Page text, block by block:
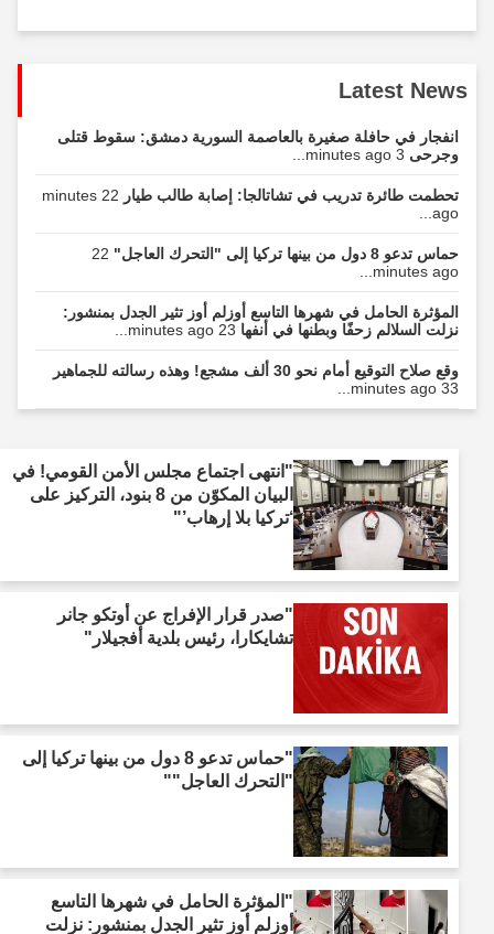
Latest News
انفجار في حافلة صغيرة بالعاصمة السورية دمشق: سقوط قتلى
وجرحى3 minutes ago...
تحطمت طائرة تدريب في تشاتالجا: إصابة طالب طيار
22 minutes
ago...
حماس تدعو 8 دول من بينها تركيا إلى "التحرك العاجل"
22
minutes ago...
المؤثرة الحامل في شهرها التاسع أوزلم أوز تثير الجدل بمنشور:
نزلت السلالم زحفًا وبطنها في أنفها23 minutes ago...
وقع صلاح التوقيع أمام نحو 30 ألف مشجع! وهذه رسالته للجماهير
"انتهى اجتماع مجلس الأمن القومي! في
البيان المكوّن من 8 بنود، التركيز على
‘تركيا بلا إرهاب’"
"صدر قرار الإفراج عن أوتكو جانر
تشايكارا، رئيس بلدية أفجيلار"
"حماس تدعو 8 دول من بينها تركيا إلى
"التحرك العاجل""
"المؤثرة الحامل في شهرها التاسع
أوزلم أوز تثير الجدل بمنشور: نزلت